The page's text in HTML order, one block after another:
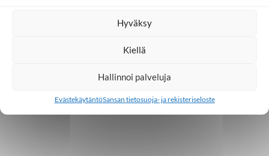
Hyväksy
Kiellä
Hallinnoi palveluja
EvästekäytäntöSansan tietosuoja- ja rekisteriseloste
4